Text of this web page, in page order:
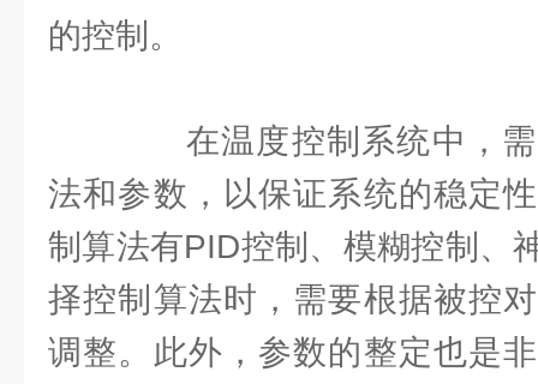
的控制。
在温度控制系统中，需
法和参数，以保证系统的稳定
制算法有PID控制、模糊控制、
择控制算法时，需要根据被控
调整。此外，参数的整定也是